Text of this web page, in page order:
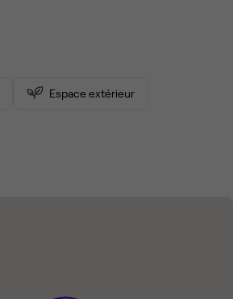
Espace extérieur